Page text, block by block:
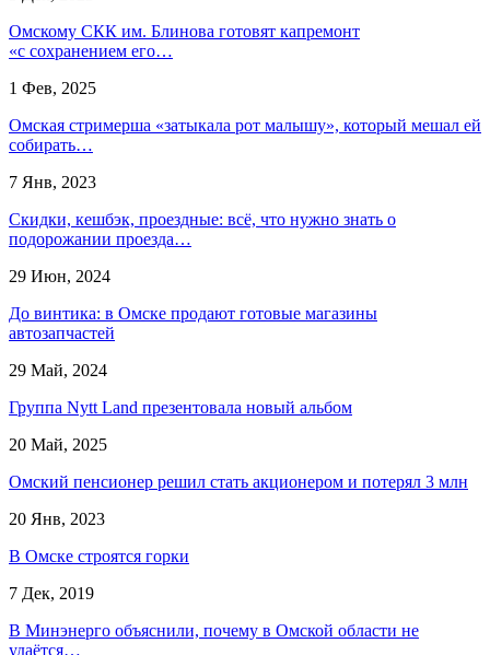
Омскому СКК им. Блинова готовят капремонт
«с сохранением его…
1 Фев, 2025
Омская стримерша «затыкала рот малышу», который мешал ей
собирать…
7 Янв, 2023
Скидки, кешбэк, проездные: всё, что нужно знать о
подорожании проезда…
29 Июн, 2024
До винтика: в Омске продают готовые магазины
автозапчастей
29 Май, 2024
Группа Nytt Land презентовала новый альбом
20 Май, 2025
Омский пенсионер решил стать акционером и потерял 3 млн
20 Янв, 2023
В Омске строятся горки
7 Дек, 2019
В Минэнерго объяснили, почему в Омской области не
удаётся…